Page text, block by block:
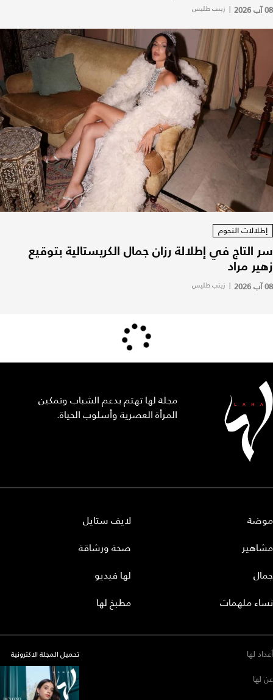
08 آب 2026 | زينب طليس
إطلالات النجوم
سر التاج في إطلالة رزان جمال الكريستالية بتوقيع
زهير مراد
08 آب 2026 | زينب طليس
مجلة لها تهتم بدعم الشباب وتمكين
المرأة العصرية وأسلوب الحياة.
موضة
مشاهير
جمال
نساء ملهمات
لايف ستايل
صحة ورشاقة
لها فيديو
مطبخ لها
أعداد لها
عن لها
تحميل المجلة الاكترونية